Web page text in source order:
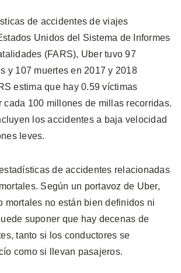
de accidentes de viajes
Unidos del Sistema de Informes
(FARS), Uber tuvo 97
y 107 muertes en 2017 y 2018
estima que hay 0.59 víctimas
cada 100 millones de millas recorridas.
los accidentes a baja velocidad
leves.
de accidentes relacionadas
Según un portavoz de Uber,
mortales no están bien definidos ni
suponer que hay decenas de
tanto si los conductores se
como si llevan pasajeros.